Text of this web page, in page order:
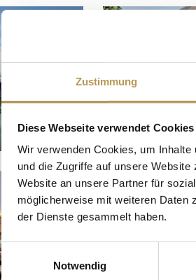
Zustimmung
Diese Webseite verwendet Cookies
Wir verwenden Cookies, um
und die Zugriffe auf unsere
Website an unsere Partner für
möglicherweise mit weiteren Daten
der Dienste gesammelt haben.
Einwilligungsauswahl
Notwendig